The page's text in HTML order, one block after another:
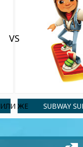
VS
ИЛИ ЖЕ SUBWAY